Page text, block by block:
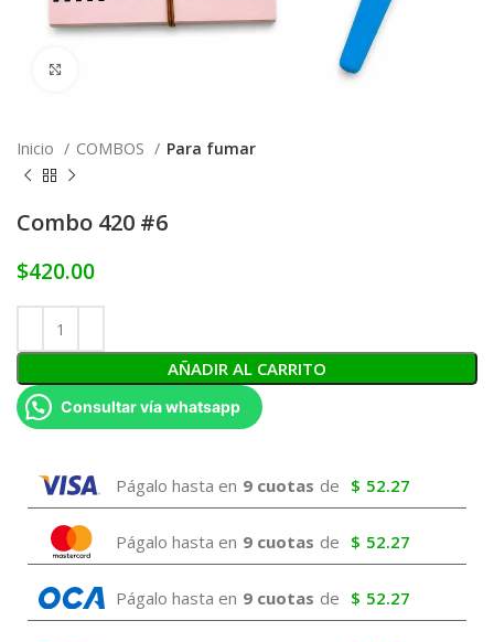
Inicio COMBOS Para fumar
Combo 420 #6
$420.00
AÑADIR AL CARRITO
Consultar vía whatsapp
Págalo hasta en 9 cuotas de $ 52.27
Págalo hasta en 9 cuotas de $ 52.27
Págalo hasta en 9 cuotas de $ 52.27